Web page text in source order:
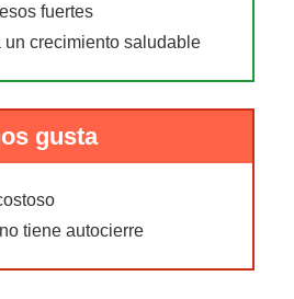
fuertes
un crecimiento saludable
gusta
tiene autocierre